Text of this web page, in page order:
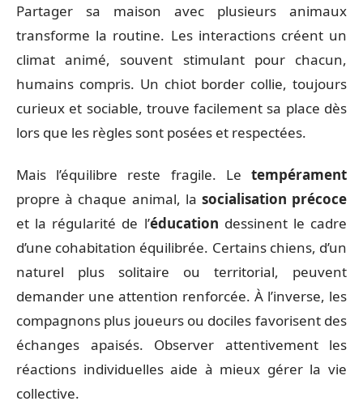
Partager sa maison avec plusieurs animaux
transforme la routine. Les interactions créent un
climat animé, souvent stimulant pour chacun,
humains compris. Un chiot border collie, toujours
curieux et sociable, trouve facilement sa place dès
lors que les règles sont posées et respectées.
Mais l’équilibre reste fragile. Le tempérament
propre à chaque animal, la socialisation précoce
et la régularité de l’éducation dessinent le cadre
d’une cohabitation équilibrée. Certains chiens, d’un
naturel plus solitaire ou territorial, peuvent
demander une attention renforcée. À l’inverse, les
compagnons plus joueurs ou dociles favorisent des
échanges apaisés. Observer attentivement les
réactions individuelles aide à mieux gérer la vie
collective.